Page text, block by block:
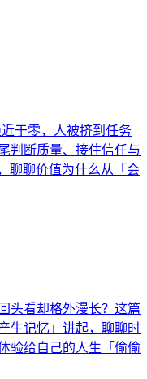
于零，人被挤到任务
判断质量、接住信任与
聊聊价值为什么从「会
头看却格外漫长？这篇
生记忆」讲起，聊聊时
验给自己的人生「偷偷